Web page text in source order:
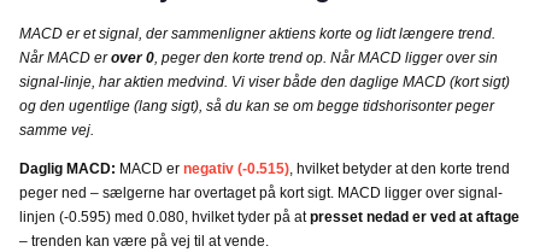
MACD er et signal, der sammenligner aktiens korte og lidt længere trend.
Når MACD erover 0, peger den korte trend op. Når MACD ligger over sin
signal-linje, har aktien medvind. Vi viser både den daglige MACD (kort sigt)
og den ugentlige (lang sigt), så du kan se om begge tidshorisonter peger
samme vej.
Daglig MACD: MACD er negativ (-0.515), hvilket betyder at den korte trend
peger ned – sælgerne har overtaget på kort sigt. MACD ligger over signal-
linjen (-0.595) med 0.080, hvilket tyder på atpresset nedad er ved at aftage
– trenden kan være på vej til at vende.